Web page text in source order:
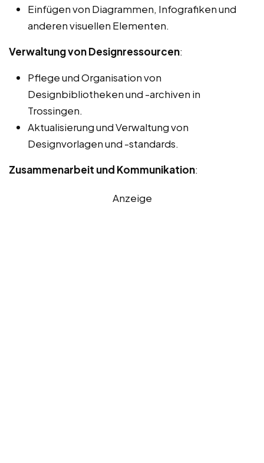
Einfügen von Diagrammen, Infografiken und
anderen visuellen Elementen.
Verwaltung von Designressourcen:
Pflege und Organisation von
Designbibliotheken und -archiven in
Trossingen.
Aktualisierung und Verwaltung von
Designvorlagen und -standards.
Zusammenarbeit und Kommunikation:
Anzeige